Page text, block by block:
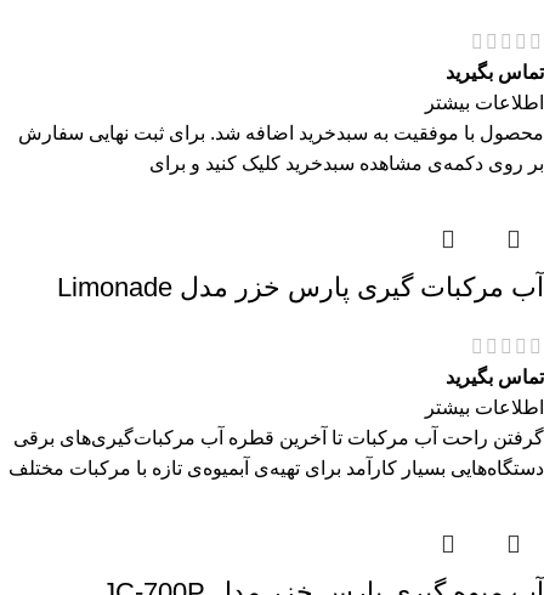
تماس بگیرید
اطلاعات بیشتر
محصول با موفقیت به سبدخرید اضافه شد. برای ثبت نهایی سفارش
بر روی دکمه‌ی مشاهده سبدخرید کلیک کنید و برای
آب مرکبات گیری پارس خزر مدل Limonade
تماس بگیرید
اطلاعات بیشتر
گرفتن راحت آب مرکبات تا آخرین قطره آب مرکبات‌گیری‌های برقی
دستگاه‌هایی بسیار کارآمد برای تهیه‌ی آبمیوه‌ی تازه با مرکبات مختلف